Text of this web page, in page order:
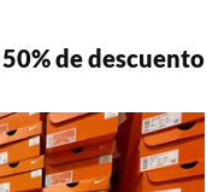
de descuento